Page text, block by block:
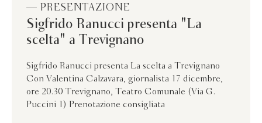
— PRESENTAZIONE
Sigfrido Ranucci presenta "La
scelta" a Trevignano
Sigfrido Ranucci presenta La scelta a Trevignano
Con Valentina Calzavara, giornalista 17 dicembre,
ore 20.30 Trevignano, Teatro Comunale (Via G.
Puccini 1) Prenotazione consigliata